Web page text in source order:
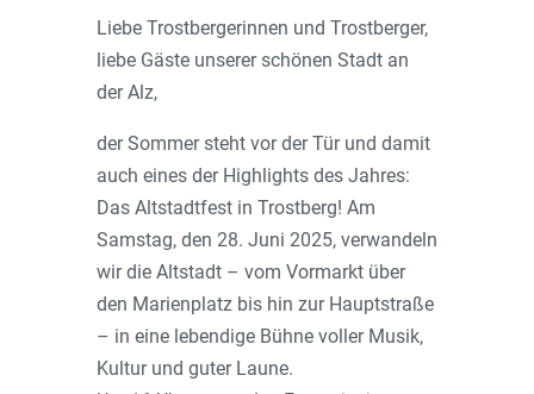
Liebe Trostbergerinnen und Trostberger,
liebe Gäste unserer schönen Stadt an
der Alz,
der Sommer steht vor der Tür und damit
auch eines der Highlights des Jahres:
Das Altstadtfest in Trostberg! Am
Samstag, den 28. Juni 2025, verwandeln
wir die Altstadt – vom Vormarkt über
den Marienplatz bis hin zur Hauptstraße
– in eine lebendige Bühne voller Musik,
Kultur und guter Laune.